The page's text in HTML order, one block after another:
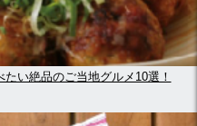
い絶品のご当地グルメ10選！